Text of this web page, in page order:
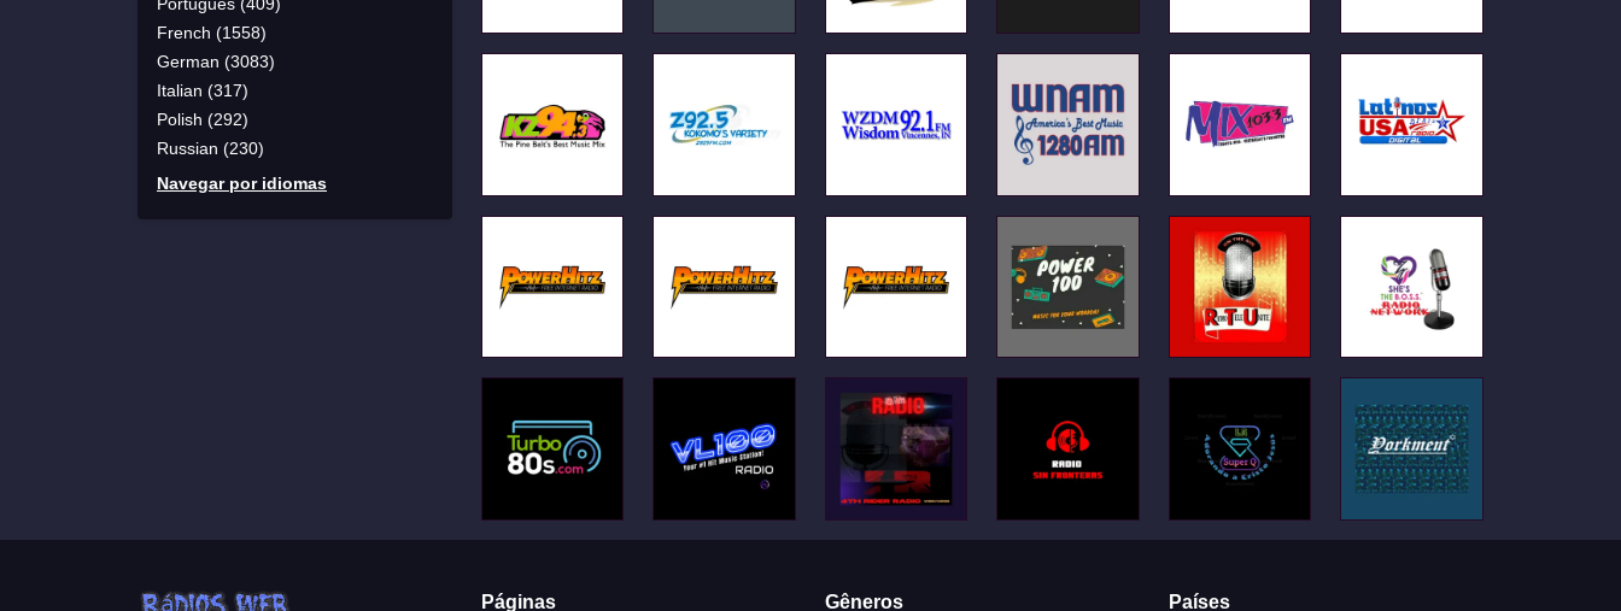
French (1558)
German (3083)
Italian (317)
Polish (292)
Russian (230)
Navegar por idiomas
Páginas Gêneros Países